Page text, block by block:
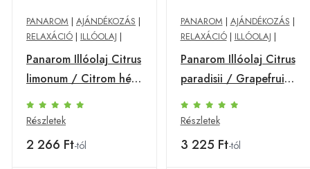
PANAROM | AJÁNDÉKOZÁS |
RELAXÁCIÓ | ILLÓOLAJ |
Panarom Illóolaj Citrus
limonum / Citrom héj
illóolaj Bio
Részletek
2 266 Ft-tól
PANAROM | AJÁNDÉKOZÁS |
RELAXÁCIÓ| ILLÓOLAJ |
Panarom Illóolaj Citrus
paradisii / Grapefruit
illóolaj Bio
Részletek
3 225 Ft-tól